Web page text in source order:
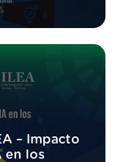
– Impacto
en los